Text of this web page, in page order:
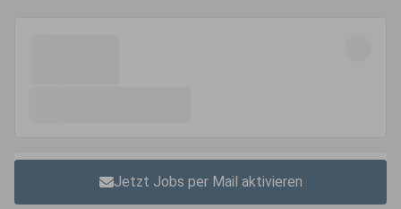
Jetzt Jobs per Mail aktivieren